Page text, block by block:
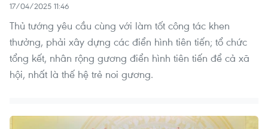
17/04/2025 11:46
Thủ tướng yêu cầu cùng với làm tốt công tác khen
thưởng, phải xây dựng các điển hình tiên tiến; tổ chức
tổng kết, nhân rộng gương điển hình tiên tiến để cả xã
hội, nhất là thế hệ trẻ noi gương.